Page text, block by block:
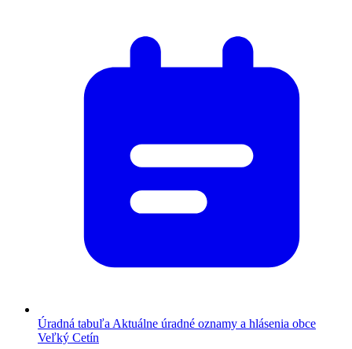
Úradná tabuľa Aktuálne úradné oznamy a hlásenia obce
Veľký Cetín